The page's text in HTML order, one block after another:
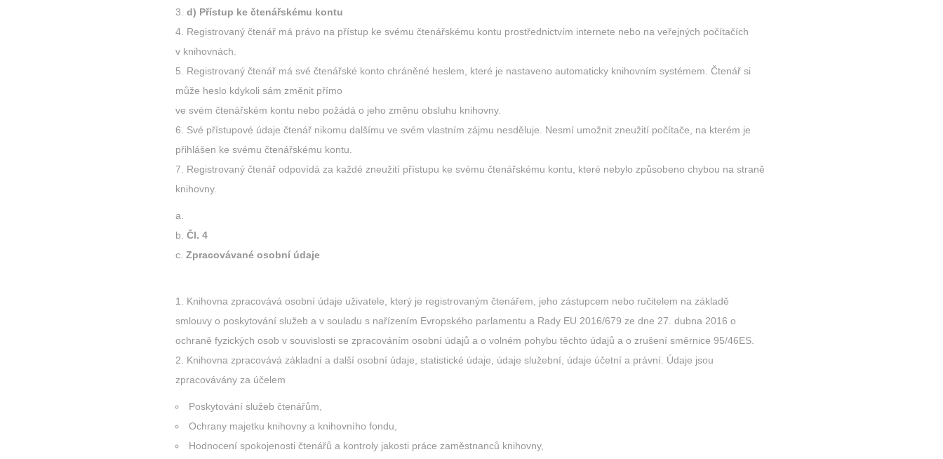
d) Přístup ke čtenářskému kontu
Registrovaný čtenář má právo na přístup ke svému čtenářskému kontu prostřednictvím internete nebo na veřejných počítačích
v knihovnách.
Registrovaný čtenář má své čtenářské konto chráněné heslem, které je nastaveno automaticky knihovním systémem. Čtenář si
může heslo kdykoli sám změnit přímo
ve svém čtenářském kontu nebo požádá o jeho změnu obsluhu knihovny.
Své přístupové údaje čtenář nikomu dalšímu ve svém vlastním zájmu nesděluje. Nesmí umožnit zneužití počítače, na kterém je
přihlášen ke svému čtenářskému kontu.
Registrovaný čtenář odpovídá za každé zneužití přístupu ke svému čtenářskému kontu, které nebylo způsobeno chybou na straně
knihovny.
Čl. 4
Zpracovávané osobní údaje
Knihovna zpracovává osobní údaje uživatele, který je registrovaným čtenářem, jeho zástupcem nebo ručitelem na základě
smlouvy o poskytování služeb a v souladu s nařízením Evropského parlamentu a Rady EU 2016/679 ze dne 27. dubna 2016 o
ochraně fyzických osob v souvislosti se zpracováním osobní údajů a o volném pohybu těchto údajů a o zrušení směrnice 95/46ES.
Knihovna zpracovává základní a další osobní údaje, statistické údaje, údaje služební, údaje účetní a právní. Údaje jsou
zpracovávány za účelem
Poskytování služeb čtenářům,
Ochrany majetku knihovny a knihovního fondu,
Hodnocení spokojenosti čtenářů a kontroly jakosti práce zaměstnanců knihovny,